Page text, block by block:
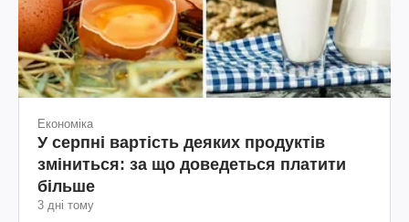
Економіка
У серпні вартість деяких продуктів
зміниться: за що доведеться платити
більше
3 дні тому